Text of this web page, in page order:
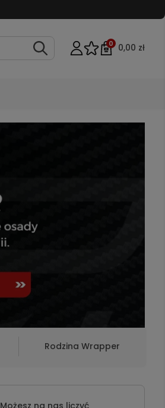
0,00 zł
0
Rodzina Wrapper
Możesz na nas liczyć